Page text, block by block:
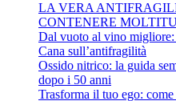
LA VERA
CONTENERE
Dal vuoto al vino
Cana sull’antifragilità
Ossido nitrico: la guida
dopo i 50 anni
Trasforma il tuo ego: